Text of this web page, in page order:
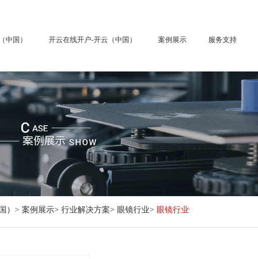
中国） 开云在线开户-开云（中国） 案例展示 服务支持
）> 案例展示> 行业解决方案> 眼镜行业> 眼镜行业一站式激光加工解